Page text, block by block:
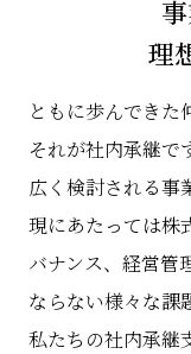
理
ともに歩んできた
それが社内承継で
広く検討される事
現にあたっては株
バナンス、経営管
ならない様々な課
私たちの社内承継